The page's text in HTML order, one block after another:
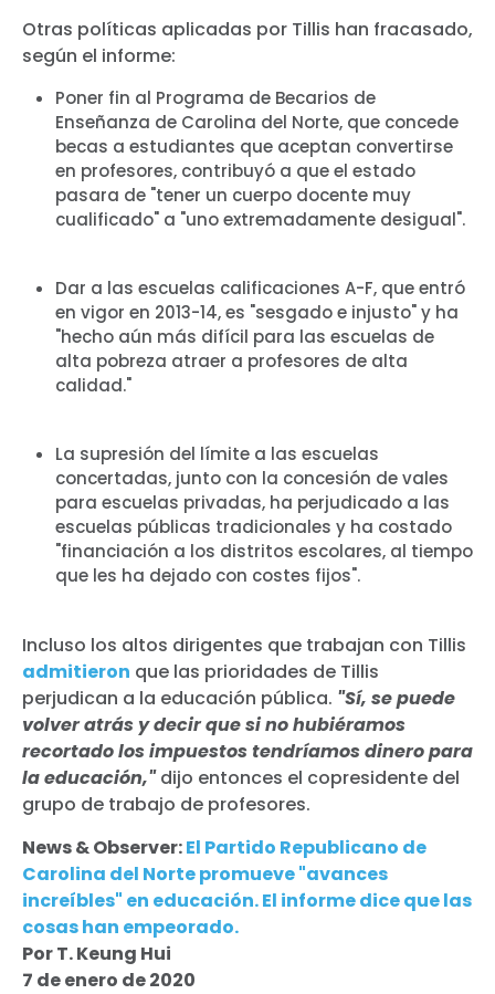
Otras políticas aplicadas por Tillis han fracasado,
según el informe:
Poner fin al Programa de Becarios de
Enseñanza de Carolina del Norte, que concede
becas a estudiantes que aceptan convertirse
en profesores, contribuyó a que el estado
pasara de "tener un cuerpo docente muy
cualificado" a "uno extremadamente desigual".
Dar a las escuelas calificaciones A-F, que entró
en vigor en 2013-14, es "sesgado e injusto" y ha
"hecho aún más difícil para las escuelas de
alta pobreza atraer a profesores de alta
calidad."
La supresión del límite a las escuelas
concertadas, junto con la concesión de vales
para escuelas privadas, ha perjudicado a las
escuelas públicas tradicionales y ha costado
"financiación a los distritos escolares, al tiempo
que les ha dejado con costes fijos".
Incluso los altos dirigentes que trabajan con Tillis
admitieron que las prioridades de Tillis
perjudican a la educación pública. "Sí, se puede
volver atrás y decir que si no hubiéramos
recortado los impuestos tendríamos dinero para
la educación,"dijo entonces el copresidente del
grupo de trabajo de profesores.
News & Observer:El Partido Republicano de
Carolina del Norte promueve "avances
increíbles" en educación. El informe dice que las
cosas han empeorado.
Por T. Keung Hui
7 de enero de 2020